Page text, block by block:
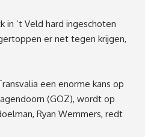
in ‘t Veld hard ingeschoten
er net tegen krijgen,
een enorme kans op
(GOZ), wordt op
Ryan Wemmers, redt